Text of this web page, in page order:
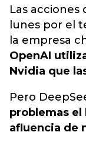
Las acciones
lunes por el
la empresa
OpenAI
Nvidia que
Pero
problemas el
afluencia de